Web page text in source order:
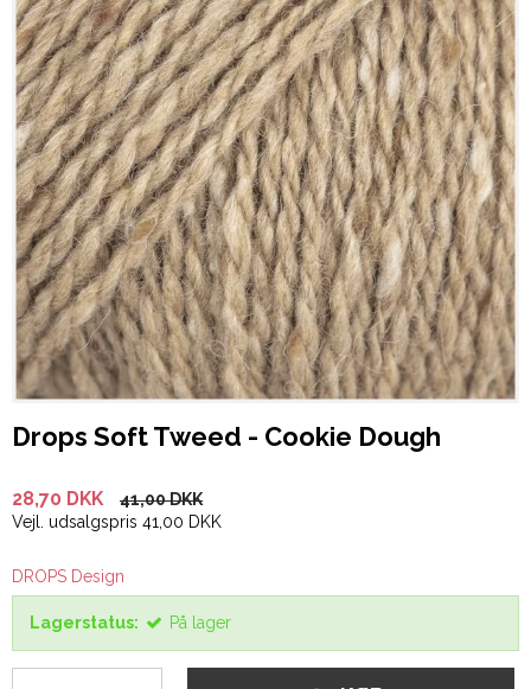
Drops Soft Tweed - Cookie Dough
28,70 DKK
41,00 DKK
Vejl. udsalgspris 41,00 DKK
DROPS Design
Lagerstatus: På lager